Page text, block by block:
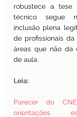
robustece a
técnico segue
inclusão plena
de profissionais
áreas que não da
de aula.
Leia:
Parecer do
orientações